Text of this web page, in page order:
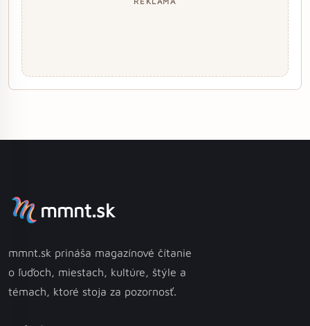
mmnt.sk
mmnt.sk prináša magazínové čítanie
o ľuďoch, miestach, kultúre, štýle a
témach, ktoré stoja za pozornosť.